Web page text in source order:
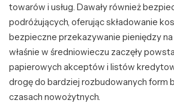
towarów i usług. Dawały również
podróżujących, oferując składowanie
bezpieczne przekazywanie pieniędzy na
właśnie w średniowieczu zaczęły
papierowych akceptów i listów
drogę do bardziej rozbudowanych form
czasach nowożytnych.